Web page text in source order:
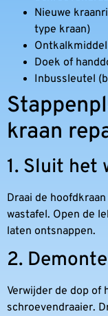
Nieuwe
type kraan)
Doek of
Inbussleutel
kraan
1. Sluit het
Draai de
wastafel. Open de
laten ontsnappen.
2.
Verwijder de dop of
schroevendraaier.